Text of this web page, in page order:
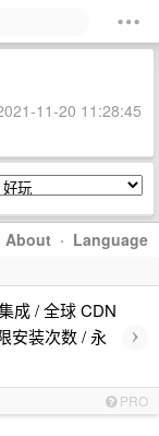
11-20 11:28:45
About · Language
成 / 全球 CDN
安装次数 / 永
›
PRO